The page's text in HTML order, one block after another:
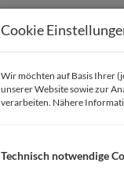
Cookie
Wir möchten auf Basis Ihrer
unserer Website sowie zur
verarbeiten. Nähere
Technisch notwendige